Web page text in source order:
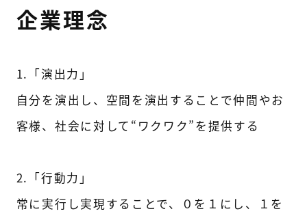
企業理念
1.「演出力」
自分を演出し、空間を演出することで仲間やお
客様、社会に対して“ワクワク”を提供する
2.「行動力」
常に実行し実現することで、０を１にし、１を